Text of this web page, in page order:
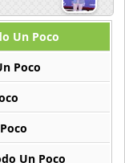
Un Poco
Poco
Un Poco